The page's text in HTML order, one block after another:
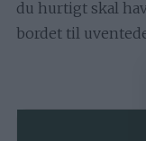
du hurtigt skal
bordet til